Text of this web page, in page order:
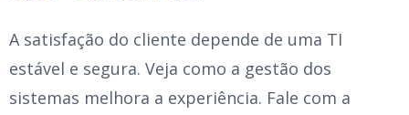
A satisfação do cliente depende de uma TI
estável e segura. Veja como a gestão dos
sistemas melhora a experiência. Fale com a